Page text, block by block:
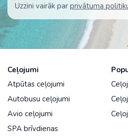
Uzzini vairāk par privātuma
Ceļojumi
Atpūtas ceļojumi
Autobusu ceļojumi
Avio ceļojumi
SPA brīvdienas